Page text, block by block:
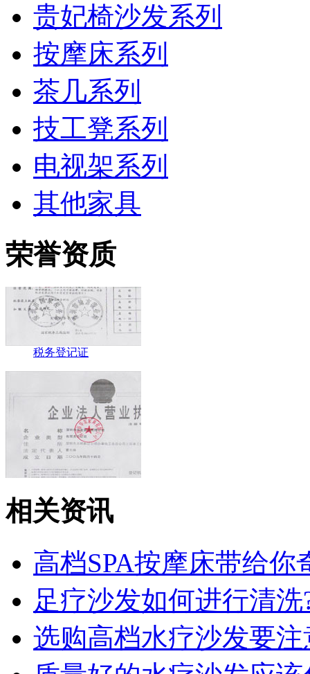
贵妃椅沙发系列
按摩床系列
茶几系列
技工凳系列
电视架系列
其他家具
荣誉资质
沐浴业金牌供应商
开户许可证
税务登记证
公司营业执照
增值税一般纳税人认定书
相关资讯
高档SPA按摩床带给你
足疗沙发如何进行清洗
选购高档水疗沙发要